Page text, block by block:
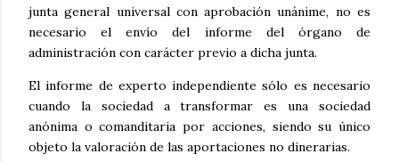
junta general universal con aprobación unánime, no es
necesario el envío del informe del órgano de
administración con carácter previo a dicha junta.
El informe de experto independiente sólo es necesario
cuando la sociedad a transformar es una sociedad
anónima o comanditaria por acciones, siendo su único
objeto la valoración de las aportaciones no dinerarias.